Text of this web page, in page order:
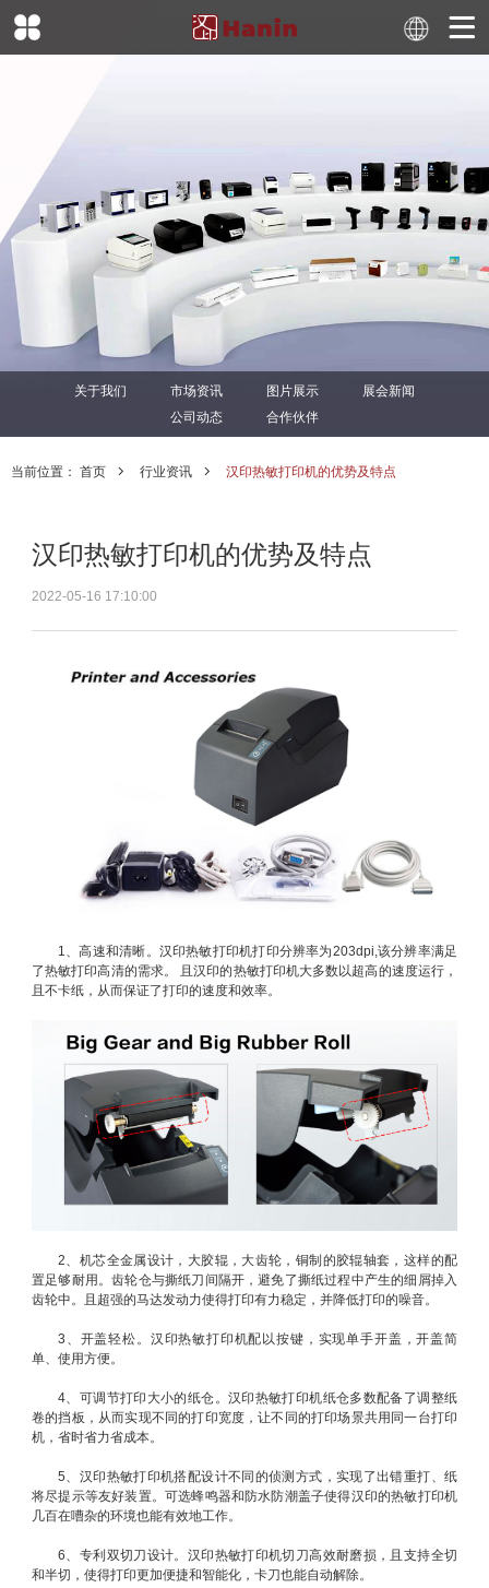
关于我们 市场资讯 图片展示
展会新闻
公司动态
合作伙伴
当前位置： 首页 行业资讯 汉印热敏打印机的优势及特点
汉印热敏打印机的优势及特点
2022-05-16 17:10:00
1、高速和清晰。汉印热敏打印机打印分辨率为203dpi,该分辨率满足
了热敏打印高清的需求。 且汉印的热敏打印机大多数以超高的速度运行，
且不卡纸，从而保证了打印的速度和效率。
2、机芯全金属设计，大胶辊，大齿轮，铜制的胶辊轴套，这样的配
置足够耐用。齿轮仓与撕纸刀间隔开，避免了撕纸过程中产生的细屑掉入
齿轮中。且超强的马达发动力使得打印有力稳定，并降低打印的噪音。
3、开盖轻松。汉印热敏打印机配以按键，实现单手开盖，开盖简
单、使用方便。
4、可调节打印大小的纸仓。汉印热敏打印机纸仓多数配备了调整纸
卷的挡板，从而实现不同的打印宽度，让不同的打印场景共用同一台打印
机，省时省力省成本。
5、汉印热敏打印机搭配设计不同的侦测方式，实现了出错重打、纸
将尽提示等友好装置。可选蜂鸣器和防水防潮盖子使得汉印的热敏打印机
几百在嘈杂的环境也能有效地工作。
6、专利双切刀设计。汉印热敏打印机切刀高效耐磨损，且支持全切
和半切，使得打印更加便捷和智能化，卡刀也能自动解除。